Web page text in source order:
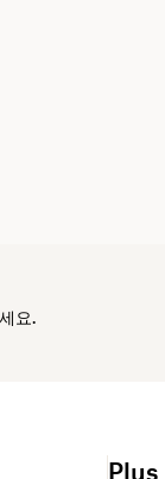
요.
Plus